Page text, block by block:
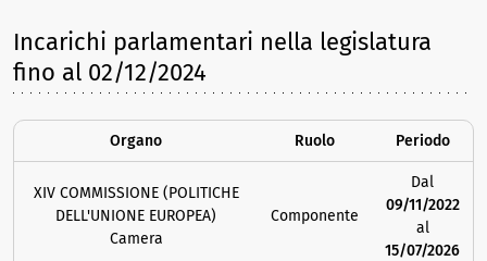
Incarichi parlamentari nella legislatura
fino al 02/12/2024
Organo Ruolo Periodo
XIV COMMISSIONE (POLITICHE
DELL'UNIONE EUROPEA)
Camera
Componente
Dal
09/11/2022
al
15/07/2026